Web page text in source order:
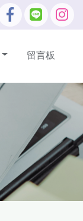
留言板